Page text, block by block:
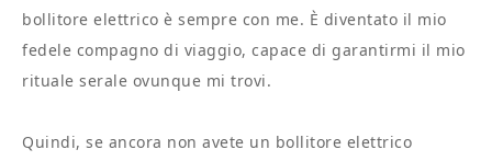
bollitore elettrico è sempre con me. È diventato il mio
fedele compagno di viaggio, capace di garantirmi il mio
rituale serale ovunque mi trovi.
Quindi, se ancora non avete un bollitore elettrico